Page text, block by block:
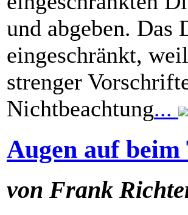
und abgeben. Das
eingeschränkt,
strenger
Nichtbeachtung...
Augen auf
von Frank